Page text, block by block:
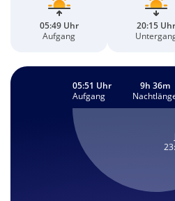
05:49 Uhr
Aufgang
20:15 Uhr
05:51 Uhr
Aufgang
9h 36m